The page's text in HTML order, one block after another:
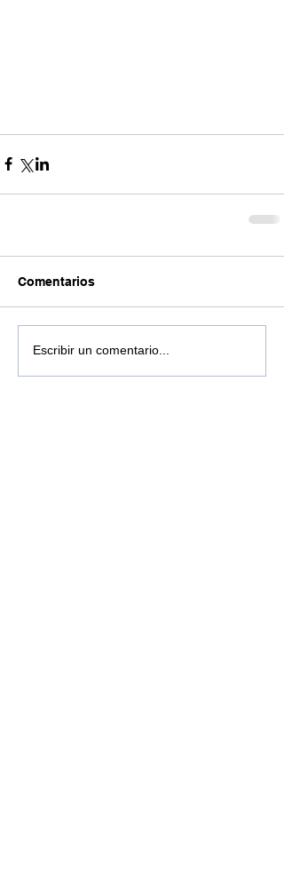
Comentarios
Escribir un comentario...